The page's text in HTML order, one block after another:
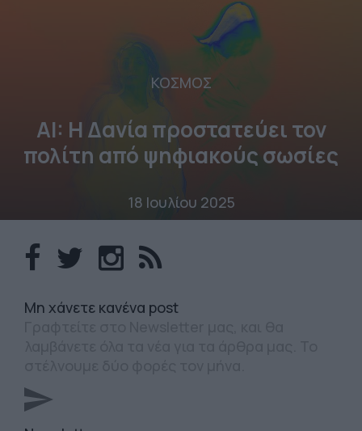
ΚΟΣΜΟΣ
AI: Η Δανία προστατεύει τον
πολίτη από ψηφιακούς σωσίες
18 Ιουλίου 2025
Mη χάνετε κανένα post